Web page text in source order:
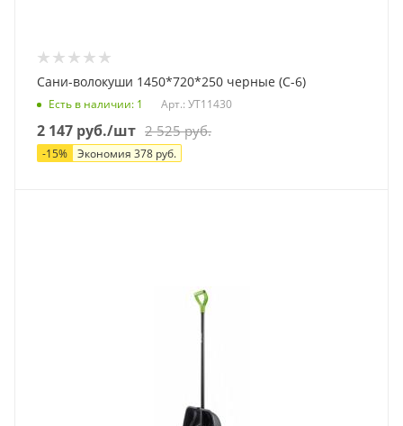
Сани-волокуши 1450*720*250 черные (С-6)
Есть в наличии: 1 Арт.: УТ11430
2 147 руб./шт 2 525руб.
-15% Экономия 378 руб.